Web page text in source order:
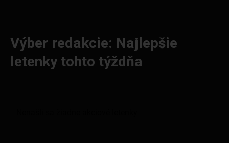
Výber redakcie: Najlepšie
letenky tohto týždňa